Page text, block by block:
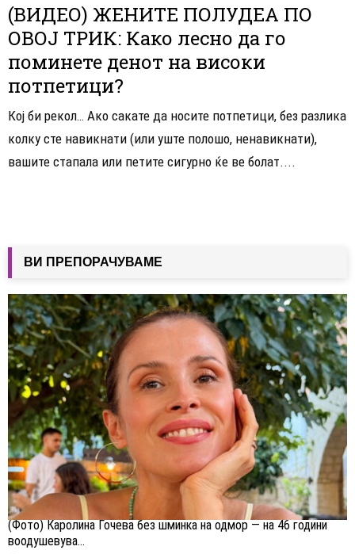
(ВИДЕО) ЖЕНИТЕ ПОЛУДЕА ПО
ОВОЈ ТРИК: Како лесно да го
поминете денот на високи
потпетици?
Кој би рекол… Ако сакате да носите потпетици, без разлика
колку сте навикнати (или уште полошо, ненавикнати),
вашите стапала или петите сигурно ќе ве болат....
ВИ ПРЕПОРАЧУВАМЕ
(Фото) Каролина Гочева без шминка на одмор — на 46 години
воодушевува...